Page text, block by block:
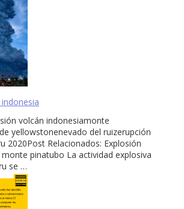
volcán indonesiamonte
yellowstonenevado del ruizerupción
2020Post Relacionados: Explosión
pinatubo La actividad explosiva
se …